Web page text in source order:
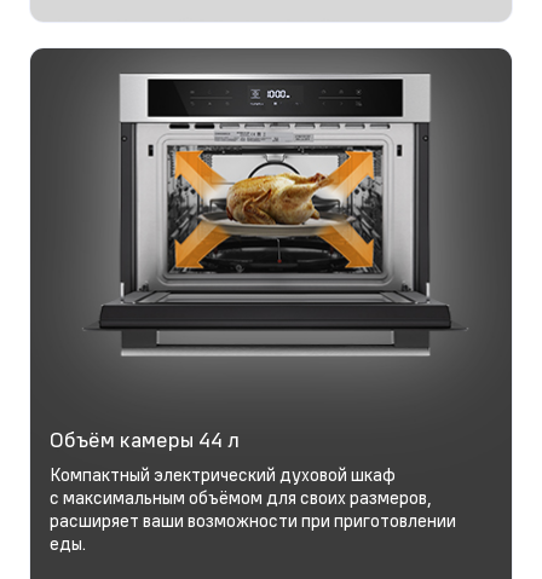
Объём камеры 44 л
Компактный электрический духовой шкаф
с максимальным объёмом для своих размеров,
расширяет ваши возможности при приготовлении
еды.